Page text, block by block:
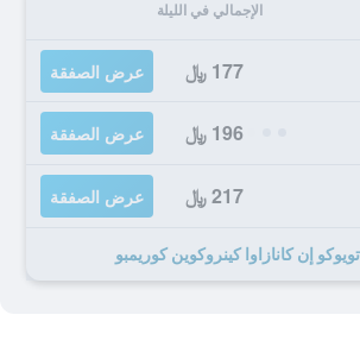
الإجمالي في الليلة
177 ﷼ عرض الصفقة
196 ﷼ عرض الصفقة
217 ﷼ عرض الصفقة